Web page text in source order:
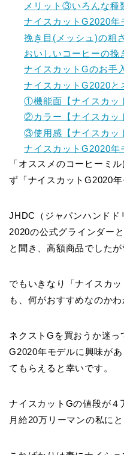
メリット③いろんな種
ナイスカットG2020年
挽き目(メッシュ)の粗
おいしいコーヒーの挽
ナイスカットGのお手
ナイスカットG2020と
①機能面【ナイスカッ
②カラー【ナイスカッ
③使用感【ナイスカッ
ナイスカットG2020
「オススメのコーヒーミ
ず「ナイスカットG2020
JHDC（ジャパンハンドド
2020の公式グラインダー
と聞き、高額商品でした
でもいきなり「ナイスカ
も、何がおすすめなのか
ネクストGを買おうか迷っ
G2020年モデルに興味が
てもらえると幸いです。
ナイスカットGの値段が
月給20万リーマンの私に